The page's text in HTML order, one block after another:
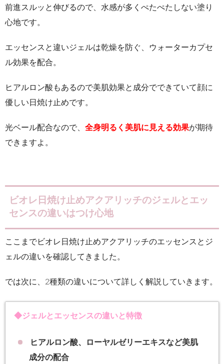
前進スルッと伸びるので、水感が多くぺたぺたしない塗り
心地です。
エッセンスと違いジェルは乾燥を防ぐ、ウォーターカプセ
ル効果を配合。
ヒアルロン酸もあるので美肌効果と成分でできていて顔に
優しい日焼け止めです。
光ベール配合なので、 全身明るく美肌に見える効果が期待
できますよ。
ビオレ日焼け止めアクアリッチのジェルとエッ
センスの違いはつけ心地
ここまでビオレ日焼け止めアクアリッチのエッセンスとジ
ェルの違いを確認してきました。
では次に、2種類の違いについて詳しく解説していきます。
◆ジェルとエッセンスの違いと特徴
ヒアルロン酸、ローヤルゼリーエキスなど美肌
成分の配合